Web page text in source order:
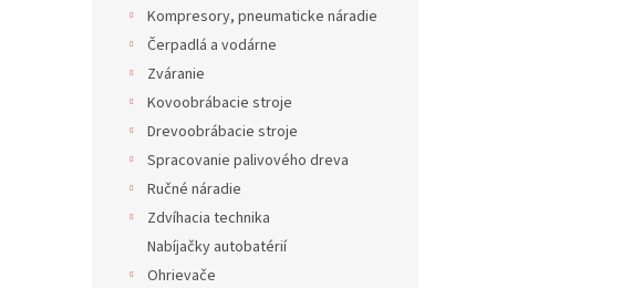
Kompresory, pneumaticke náradie
Čerpadlá a vodárne
Zváranie
Kovoobrábacie stroje
Drevoobrábacie stroje
Spracovanie palivového dreva
Ručné náradie
Zdvíhacia technika
Nabíjačky autobatérií
Ohrievače